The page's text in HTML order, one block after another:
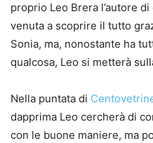
proprio Leo Brera l’autore
venuta a scoprire il tutto
Sonia, ma, nonostante ha
qualcosa, Leo si metterà
Nella puntata di
dapprima Leo cercherà di
con le buone maniere, ma